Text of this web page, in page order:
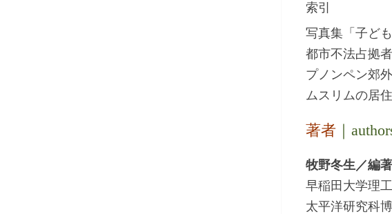
索引
写真集「子ど
都市不法占拠
プノンペン郊
ムスリムの居
著者 ｜
牧野冬生／編
早稲田大学理
太平洋研究科